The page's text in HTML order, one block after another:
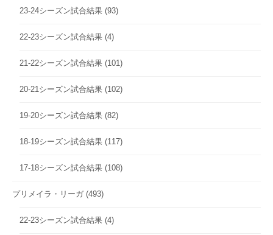
23-24シーズン試合結果 (93)
22-23シーズン試合結果 (4)
21-22シーズン試合結果 (101)
20-21シーズン試合結果 (102)
19-20シーズン試合結果 (82)
18-19シーズン試合結果 (117)
17-18シーズン試合結果 (108)
プリメイラ・リーガ (493)
22-23シーズン試合結果 (4)